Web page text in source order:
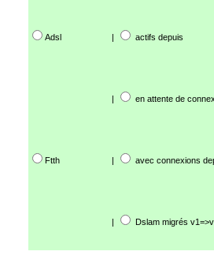
Adsl | actifs depuis
| en attente de
Ftth | avec connexions
| Dslam migrés